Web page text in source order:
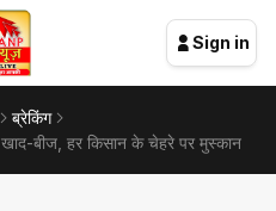
Sign in
ब्रेकिंग
बीज, हर किसान के चेहरे पर मुस्कान